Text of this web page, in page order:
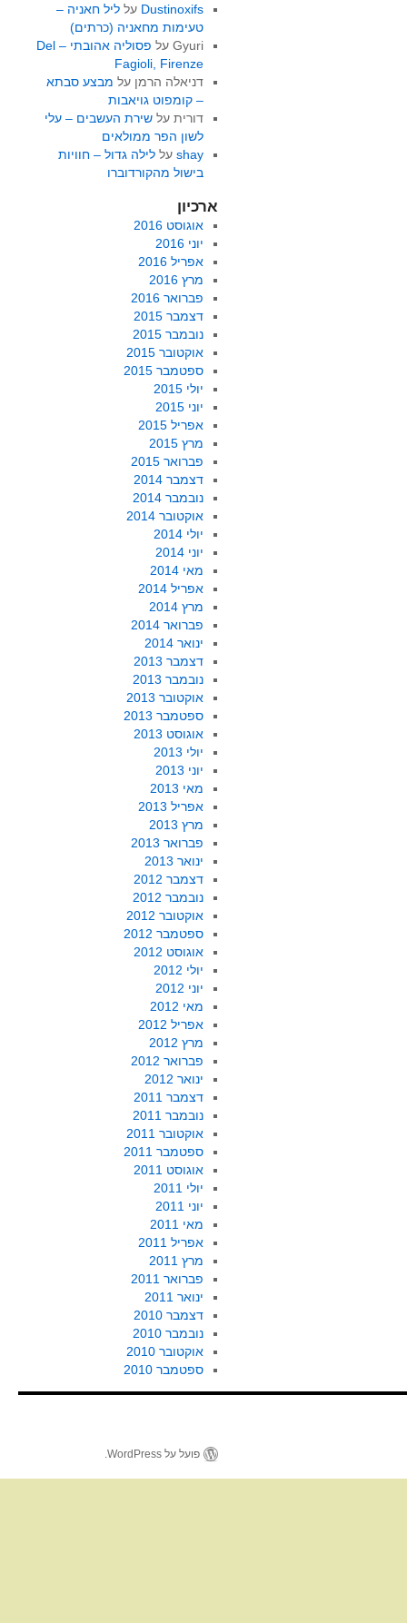
Dustinoxifs על ליל חאניה –
טעימות מחאניה (כרתים)
Gyuriעל
פסוליה אהובתי – Del
Fagioli, Firenze
דניאלה הרמן על מבצע סבתא
– קומפוט גויאבות
דוריתעל שירת העשבים – עלי
לשון הפר ממולאים
shayעל לילה גדול – חוויות
בישול מהקורדוברו
ארכיון
אוגוסט 2016
יוני 2016
אפריל 2016
מרץ 2016
פברואר 2016
דצמבר 2015
נובמבר 2015
אוקטובר 2015
ספטמבר 2015
יולי 2015
יוני 2015
אפריל 2015
מרץ 2015
פברואר 2015
דצמבר 2014
נובמבר 2014
אוקטובר 2014
יולי 2014
יוני 2014
מאי 2014
אפריל 2014
מרץ 2014
פברואר 2014
ינואר 2014
דצמבר 2013
נובמבר 2013
אוקטובר 2013
ספטמבר 2013
אוגוסט 2013
יולי 2013
יוני 2013
מאי 2013
אפריל 2013
מרץ 2013
פברואר 2013
ינואר 2013
דצמבר 2012
נובמבר 2012
אוקטובר 2012
ספטמבר 2012
אוגוסט 2012
יולי 2012
יוני 2012
מאי 2012
אפריל 2012
מרץ 2012
פברואר 2012
ינואר 2012
דצמבר 2011
נובמבר 2011
אוקטובר 2011
ספטמבר 2011
אוגוסט 2011
יולי 2011
יוני 2011
מאי 2011
אפריל 2011
מרץ 2011
פברואר 2011
ינואר 2011
דצמבר 2010
נובמבר 2010
אוקטובר 2010
ספטמבר 2010
פועל על WordPress.